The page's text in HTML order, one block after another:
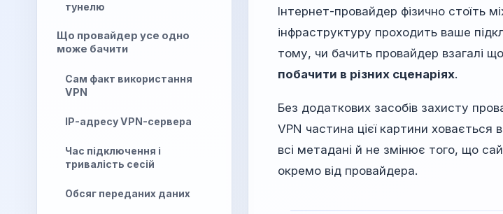
тунелю
Що провайдер усе одно
може бачити
Сам факт використання
VPN
IP-адресу VPN-сервера
Час підключення і
тривалість сесій
Обсяг переданих даних
Інтернет-провайдер фізично
інфраструктуру проходить ваше
тому, чи бачить провайдер взагалі
побачити в різних сценаріях.
Без додаткових засобів захисту
VPN частина цієї картини
всі метадані й не змінює того, що
окремо від провайдера.